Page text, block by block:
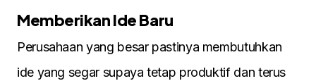
Memberikan Ide Baru
Perusahaan yang besar pastinya membutuhkan
ide yang segar supaya tetap produktif dan terus